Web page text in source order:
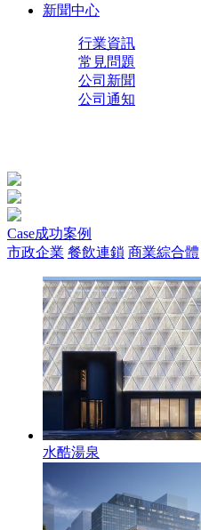
新聞中心
行業資訊
常見問題
公司新聞
公司通知
Case成功案例
市政企業 餐飲連鎖 商業綜合體
水酷湯泉